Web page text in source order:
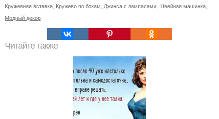
Кружевная вставка Кружево по бокам Джинса с лампасами Швейная машинка
Модный декор
Читайте также